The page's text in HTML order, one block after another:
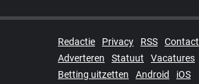
Redactie Privacy RSS
Contact
Adverteren
Statuut
Vacatures
Betting uitzetten
Android iOS